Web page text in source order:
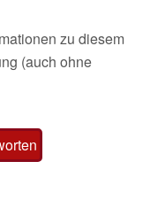
zu diesem
(auch ohne